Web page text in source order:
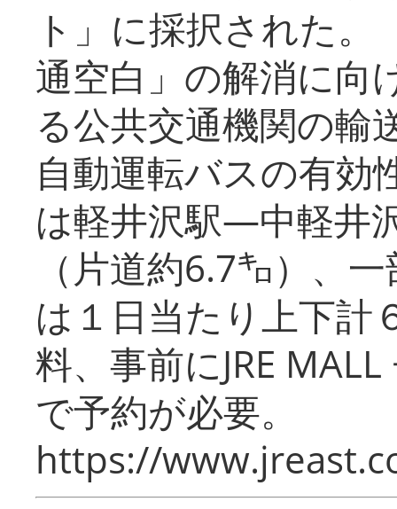
ト」に採択された
通空白」の解消に向
る公共交通機関の輸
自動運転バスの有効
は軽井沢駅―中軽井
（片道約6.7㌔）、
は１日当たり上下計
料、事前にJRE
で予約が必要。
https://